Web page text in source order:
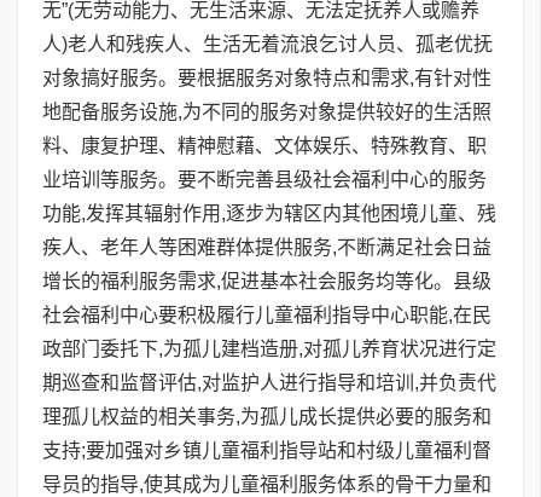
无”(无劳动能力、无生活来源、无法定抚养人或赡养
人)老人和残疾人、生活无着流浪乞讨人员、孤老优抚
对象搞好服务。要根据服务对象特点和需求,有针对性
地配备服务设施,为不同的服务对象提供较好的生活照
料、康复护理、精神慰藉、文体娱乐、特殊教育、职
业培训等服务。要不断完善县级社会福利中心的服务
功能,发挥其辐射作用,逐步为辖区内其他困境儿童、残
疾人、老年人等困难群体提供服务,不断满足社会日益
增长的福利服务需求,促进基本社会服务均等化。县级
社会福利中心要积极履行儿童福利指导中心职能,在民
政部门委托下,为孤儿建档造册,对孤儿养育状况进行定
期巡查和监督评估,对监护人进行指导和培训,并负责代
理孤儿权益的相关事务,为孤儿成长提供必要的服务和
支持;要加强对乡镇儿童福利指导站和村级儿童福利督
导员的指导,使其成为儿童福利服务体系的骨干力量和